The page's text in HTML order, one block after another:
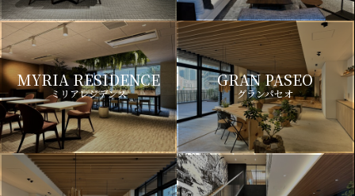
MYRIA RESIDENCE
ミリアレジデンス
GRAN PASEO
グランパセオ